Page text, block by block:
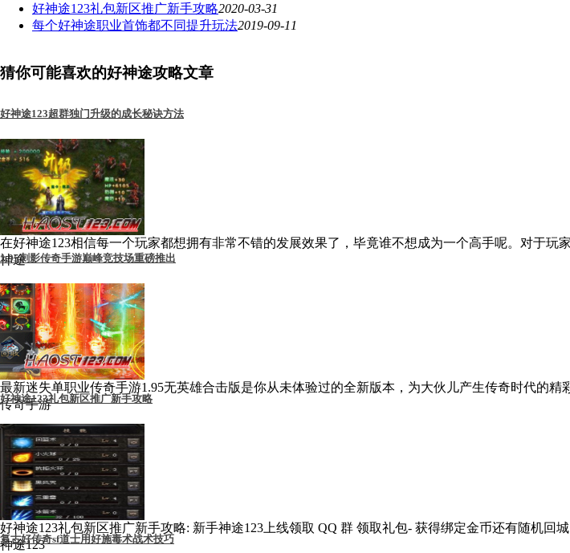
好神途123礼包新区推广新手攻略2020-03-31
每个好神途职业首饰都不同提升玩法2019-09-11
猜你可能喜欢的好神途攻略文章
好神途123超群独门升级的成长秘诀方法
在好神途123相信每一个玩家都想拥有非常不错的发展效果了，毕竟谁不想成为一个高手呢。对于
神途
1.95刺影传奇手游巅峰竞技场重磅推出
最新迷失单职业传奇手游1.95无英雄合击版是你从未体验过的全新版本，为大伙儿产生传奇时代的
传奇手游
好神途123礼包新区推广新手攻略
好神途123礼包新区推广新手攻略: 新手神途123上线领取 QQ 群 领取礼包- 获得绑定金币还有随机
神途123
复古好传奇sf道士用好施毒术战术技巧